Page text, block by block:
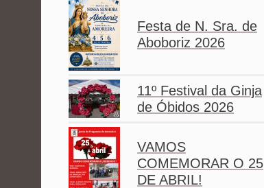
Festa de N. Sra. de
Aboboriz 2026
11º Festival da Ginja
de Óbidos 2026
VAMOS
COMEMORAR O 25
DE ABRIL!